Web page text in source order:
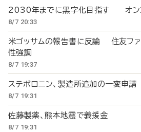
2030年までに黒字化目指す オンコ
8/7 20:33
米ゴッサムの報告書に反論 住友ファ
性強調
8/7 19:37
ステボロニン、製造所追加の一変申
8/7 19:31
佐藤製薬、熊本地震で義援金
8/7 19:31